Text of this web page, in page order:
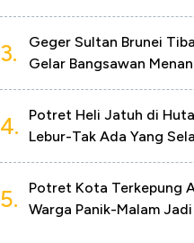
3.
Geger Sultan Brunei
Gelar Bangsawan
4.
Potret Heli Jatuh di
Lebur-Tak Ada Yang
5.
Potret Kota Terkepung
Warga Panik-Malam